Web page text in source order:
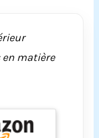
matière